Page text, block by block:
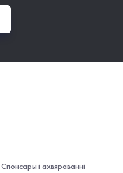
Спонсары і ахвяраванні